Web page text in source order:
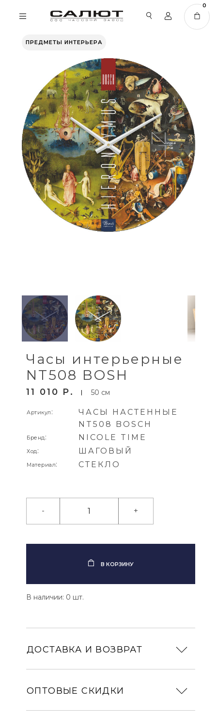
0
ПРЕДМЕТЫ ИНТЕРЬЕРА
Часы интерьерные
NT508 BOSH
50 см
11 010 P
Артикул :
ЧАСЫ НАСТЕННЫЕ
NT508 BOSCH
Бренд : NICOLE TIME
Ход : ШАГОВЫЙ
Материал: СТЕКЛО
- +
В КОРЗИНУ
В наличии: 0 шт.
ДОСТАВКА И ВОЗВРАТ
ОПТОВЫЕ СКИДКИ